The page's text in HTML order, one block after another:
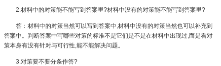
2.材料中的对策能不能写到答案里?材料中没有的对策能不能写到答案里?
答：材料中的对策当然可以写到答案中,材料中没有的对策当然也可以补充到
答案中。判断答案中写哪些对策的标准不是它们是不是在材料中出现过,而是看对
策本身有没有针对与可行性,能不能解决问题。
3.对策要不要分条作答?